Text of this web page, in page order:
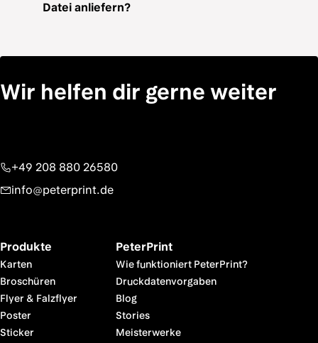
Datei anliefern?
Wir helfen dir gerne weiter
+49 208 880 26580
info@peterprint.de
Produkte
Karten
Broschüren
Flyer & Falzflyer
Poster
Sticker
PeterPrint
Wie funktioniert PeterPrint?
Druckdatenvorgaben
Blog
Stories
Meisterwerke